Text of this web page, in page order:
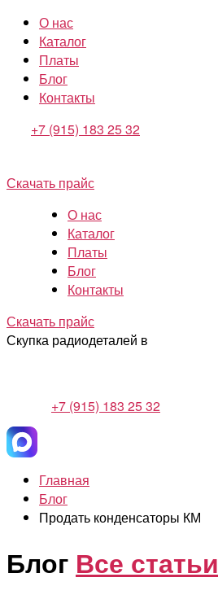
О нас
Каталог
Платы
Блог
Контакты
+7 (915) 183 25 32
Скачать прайс
О нас
Каталог
Платы
Блог
Контакты
Скачать прайс
Скупка радиодеталей в
+7 (915) 183 25 32
Главная
Блог
Продать конденсаторы КМ
Блог Все статьи